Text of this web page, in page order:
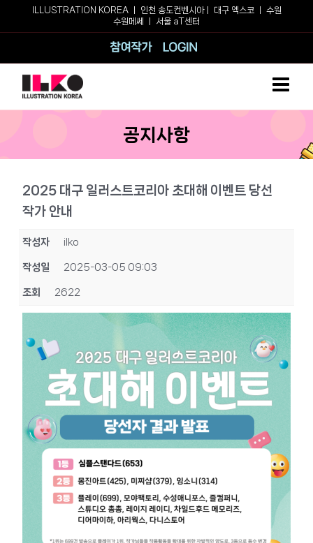
ILLUSTRATION KOREA ㅣ 인천 송도컨벤시아ㅣ 대구 엑스코
수원
수원메쎄
서울 aT센터
참여작가
공지사항
2025 대구 일러스트코리아 초대해 이벤트 당선
작가 안내
작성자 ilko
작성일 2025-03-05 09:03
조회 2622